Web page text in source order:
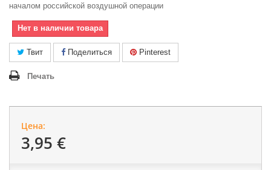
началом российской воздушной операции
Нет в наличии товара
Твит Поделиться Pinterest
Печать
Цена:
3,95 €